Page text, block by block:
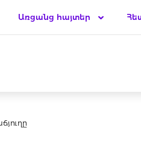
Առցանց հայտեր